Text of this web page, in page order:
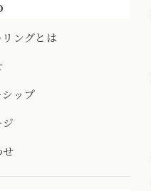
リングとは
ップ
せ